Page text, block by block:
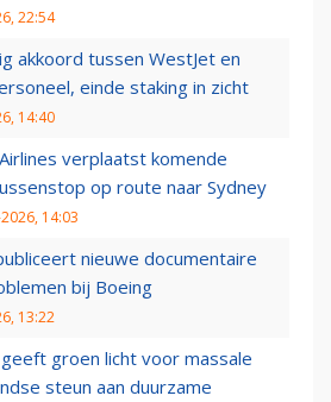
22:54
akkoord tussen WestJet en
einde staking in zicht
14:40
verplaatst komende
op route naar Sydney
14:03
nieuwe documentaire
bij Boeing
13:22
groen licht voor massale
steun aan duurzame